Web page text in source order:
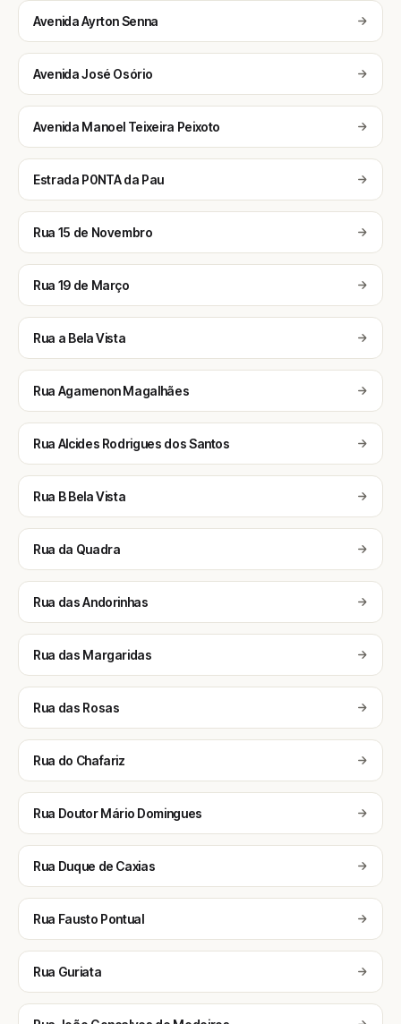
Avenida Ayrton Senna
Avenida José Osório
Avenida Manoel Teixeira Peixoto
Estrada P0NTA da Pau
Rua 15 de Novembro
Rua 19 de Março
Rua a Bela Vista
Rua Agamenon Magalhães
Rua Alcides Rodrigues dos Santos
Rua B Bela Vista
Rua da Quadra
Rua das Andorinhas
Rua das Margaridas
Rua das Rosas
Rua do Chafariz
Rua Doutor Mário Domingues
Rua Duque de Caxias
Rua Fausto Pontual
Rua Guriata